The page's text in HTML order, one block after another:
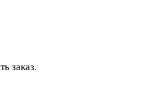
заказ.